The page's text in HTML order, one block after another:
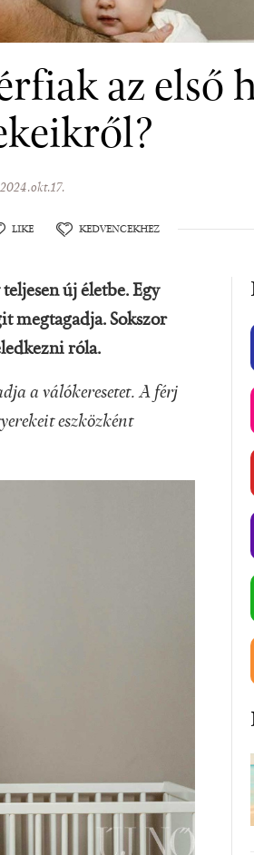
az első
2024.okt.17.
LIKE KEDVENCEKHEZ
új életbe. Egy
megtagadja. Sokszor
róla.
a válókeresetet. A férj
eszközként